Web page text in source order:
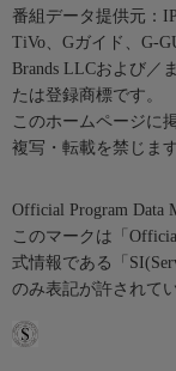
番組データ提供元：
TiVo、Gガイド、G-
Brands LLCおよび／
たは登録商標です。
このホームページに
複写・転載を禁じます
Official Program Data
このマークは「
式情報である「
のみ表記が許されて